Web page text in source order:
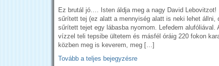
Ez brutál jó…. Isten áldja meg a nagy David Lebovitzot!
sűrített tej (ez alatt a mennyiség alatt is neki lehet állni,
sűrített tejet egy lábasba nyomom. Lefedem alufóliával.
vízzel teli tepsibe ültetem és másfél óráig 220 fokon
közben meg is keverem, meg […]
Tovább a teljes bejegyzésre